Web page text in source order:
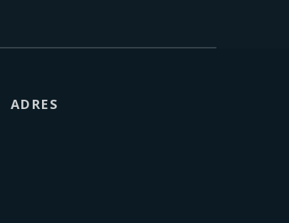
ADRES